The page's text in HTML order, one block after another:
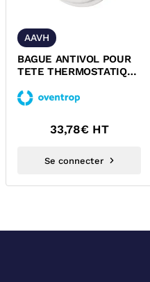
AAVH
BAGUE ANTIVOL POUR
TETE THERMOSTATIQUE
33,78€ HT
Se connecter